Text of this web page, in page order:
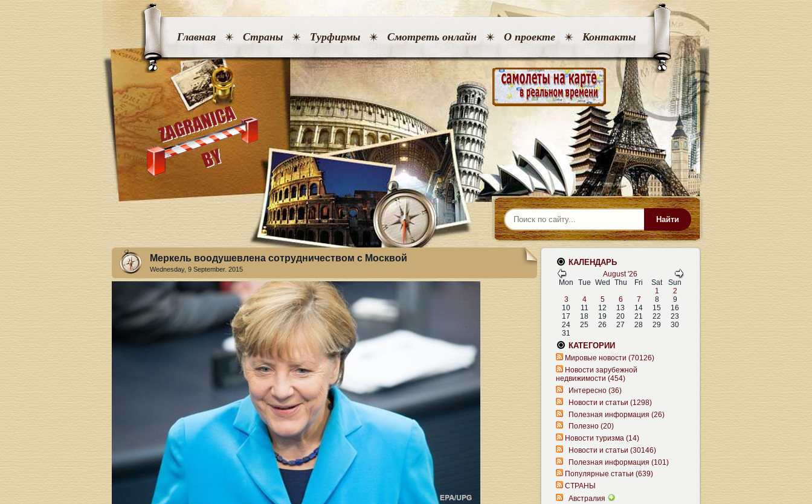
Главная Страны Турфирмы Смотреть онлайн О проекте Контакты
Найти
Меркель воодушевлена сотрудничеством с Москвой
Wednesday, 9 September. 2015
КАЛЕНДАРЬ
August '26
Mon
Tue Wed Thu Fri Sat
Sun
1
2
3
4 5 6 7 8
9
10
11 12 13 14 15
16
17
18 19 20 21 22
23
24
25 26 27 28 29
30
31
КАТЕГОРИИ
Мировые новости (70126)
Новости зарубежной
недвижимости (454)
Интересно (36)
Новости и статьи (1298)
Полезная информация (26)
Полезно (20)
Новости туризма (14)
Новости и статьи (30146)
Полезная информация (101)
Популярные статьи (639)
СТРАНЫ
Австралия